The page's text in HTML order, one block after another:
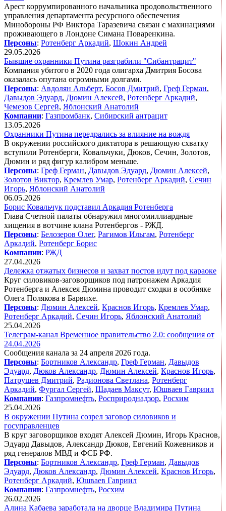
Арест коррумпированного начальника продовольственного
управления департамента ресурсного обеспечения
Минобороны РФ Виктора Таразевича связан с махинациями
проживающего в Лондоне Симана Поваренкина.
Персоны: Ротенберг Аркадий, Шокин Андрей
29.05.2026
Бывшие охранники Путина разграбили "Сибантрацит"
Компания убитого в 2020 года олигарха Дмитрия Босова
оказалась опутана огромными долгами.
Персоны: Авдолян Альберт, Босов Дмитрий, Греф Герман,
Давыдов Эдуард, Дюмин Алексей, Ротенберг Аркадий,
Чемезов Сергей, Яблонский Анатолий
Компании: Газпромбанк, Сибирский антрацит
13.05.2026
Охранники Путина передрались за влияние на вождя
В окружении российского диктатора в решающую схватку
вступили Ротенберги, Ковальчуки, Дюков, Сечин, Золотов,
Дюмин и ряд фигур калибром меньше.
Персоны: Греф Герман, Давыдов Эдуард, Дюмин Алексей,
Золотов Виктор, Кремлев Умар, Ротенберг Аркадий, Сечин
Игорь, Яблонский Анатолий
06.05.2026
Борис Ковальчук подставил Аркадия Ротенберга
Глава Счетной палаты обнаружил многомиллиардные
хищения в вотчине клана Ротенбергов - РЖД.
Персоны: Белозеров Олег, Рагимов Ильгам, Ротенберг
Аркадий, Ротенберг Борис
Компании: РЖД
27.04.2026
Дележка отжатых бизнесов и захват постов идут под караоке
Круг силовиков-заговорщиков под патронажем Аркадия
Ротенберга и Алексея Дюмина проводит сходки в особняке
Олега Полякова в Барвихе.
Персоны: Дюмин Алексей, Краснов Игорь, Кремлев Умар,
Ротенберг Аркадий, Сечин Игорь, Яблонский Анатолий
25.04.2026
Телеграм-канал Временное правительство 2.0: сообщения от
24.04.2026
Сообщения канала за 24 апреля 2026 года.
Персоны: Бортников Александр, Греф Герман, Давыдов
Эдуард, Дюков Александр, Дюмин Алексей, Краснов Игорь,
Патрушев Дмитрий, Радионова Светлана, Ротенберг
Аркадий, Фургал Сергей, Шадаев Максут, Юшваев Гавриил
Компании: Газпромнефть, Росприроднадзор, Росхим
25.04.2026
В окружении Путина созрел заговор силовиков и
госуправленцев
В круг заговорщиков входят Алексей Дюмин, Игорь Краснов,
Эдуард Давыдов, Александр Дюков, Евгений Кожевников и
ряд генералов МВД и ФСБ РФ.
Персоны: Бортников Александр, Греф Герман, Давыдов
Эдуард, Дюков Александр, Дюмин Алексей, Краснов Игорь,
Ротенберг Аркадий, Юшваев Гавриил
Компании: Газпромнефть, Росхим
26.02.2026
Алина Кабаева заработала на дворце Владимира Путина